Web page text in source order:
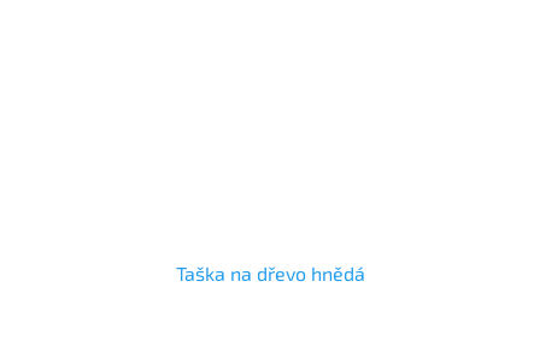
Taška na dřevo hnědá